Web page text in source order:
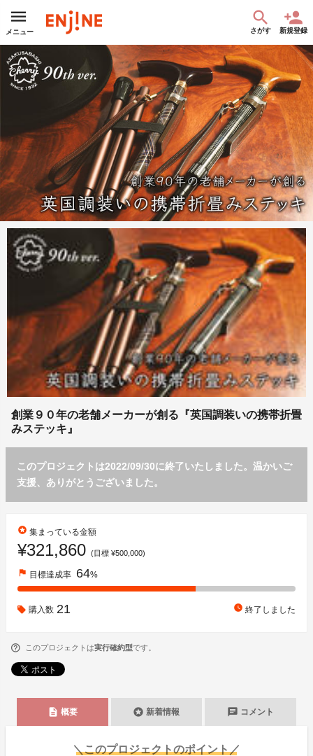
メニュー さがす 新規登録
創業９０年の老舗メーカーが創る『英国調装いの携帯折畳
みステッキ』
このプロジェクトは2022/09/30に終了いたしました。温かいご
支援、ありがとうございました。
stars 集まっている金額
¥321,860 (目標 ¥500,000)
flag 目標達成率 64%
購入数 21 watch_later 終了しました
このプロジェクトは実行確約型です。
description 概要 stars 新着情報 chat コメント
＼このプロジェクトのポイント／